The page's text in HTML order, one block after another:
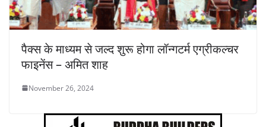
पैक्स के माध्यम से जल्द शुरू होगा लॉन्गटर्म एग्रीकल्चर
फाइनेंस – अमित शाह
November 26, 2024